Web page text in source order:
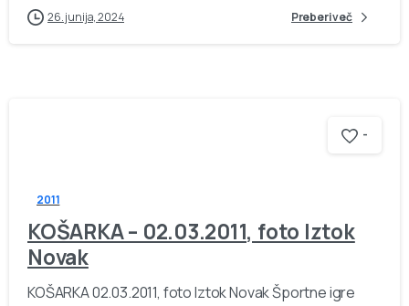
26. junija, 2024 Preberi več
-
2011
KOŠARKA – 02.03.2011, foto Iztok
Novak
KOŠARKA 02.03.2011, foto Iztok Novak Športne igre